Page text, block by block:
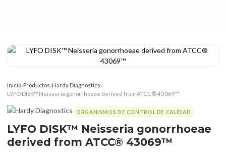
Inicio›Productos›Hardy Diagnostics›
LYFO DISK™ Neisseria gonorrhoeae derived from ATCC® 43069™
ORGANISMOS DE CONTROL DE CALIDAD
LYFO DISK™ Neisseria gonorrhoeae
derived from ATCC® 43069™